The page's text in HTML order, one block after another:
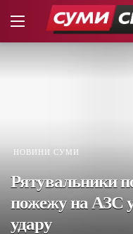
НОВИНИ СУМИ
Рятувальники
пожежу на АЗС
удару